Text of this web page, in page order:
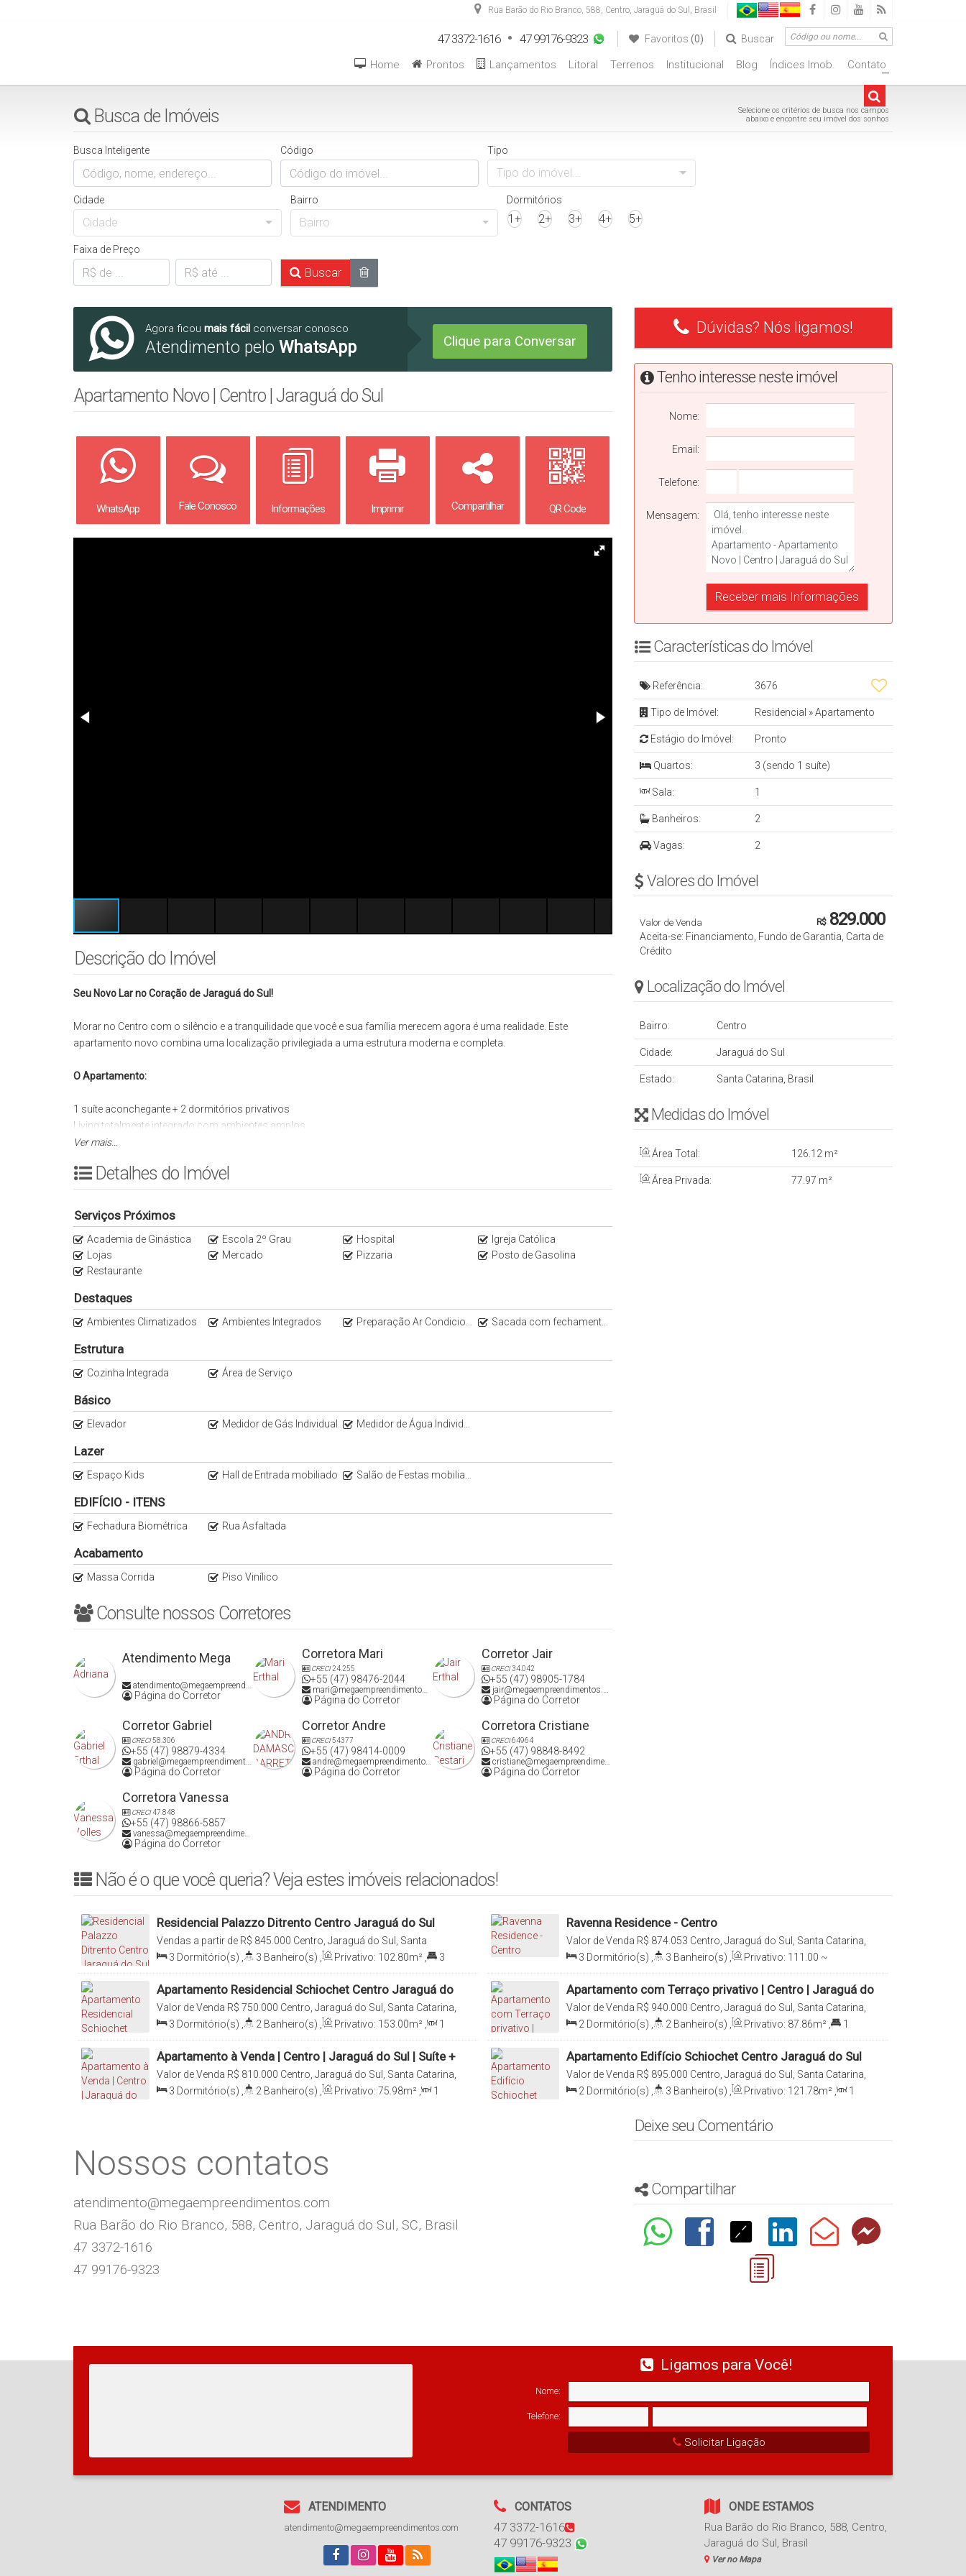
Rua Barão do Rio Branco, 588, Centro, Jaraguá do Sul , Brasil
Buscar
Favoritos (0)
47 3372-1616 47 99176-9323
+
Contato
Índices Imob.
Blog
Institucional
Terrenos
Litoral
Lançamentos
Prontos
Home
Busca de Imóveis
Selecione os critérios de busca nos campos
abaixo e encontre seu imóvel dos sonhos
Busca Inteligente Código Tipo
Tipo do imóvel...
Cidade
Cidade
Bairro
Bairro
Dormitórios
1+ 2+ 3+ 4+ 5+
Faixa de Preço
Buscar
Agora ficou mais fácil conversar conosco
Atendimento pelo WhatsApp Clique para Conversar
Apartamento Novo | Centro | Jaraguá do Sul
WhatsApp Fale Conosco Informações Imprimir Compartilhar QR Code
Descrição do Imóvel
Seu Novo Lar no Coração de Jaraguá do Sul!
Morar no Centro com o silêncio e a tranquilidade que você e sua família merecem agora é uma realidade. Este
apartamento novo combina uma localização privilegiada a uma estrutura moderna e completa.
O Apartamento:
1 suíte aconchegante + 2 dormitórios privativos
Living totalmente integrado com ambientes amplos
100% piso Vinílico
2 vagas de garagem amplas e de fácil manobra.
Box depósito privativo para guardar seus pertences
Fechadura biométrica
O Empreendimento:
Prédio moderno equipado com elevador
Hall social elegantemente mobiliado e decorado
Brinquedoteca equipada para a alegria das crianças.
Localizado em uma rua calma e residencial, mas a poucos passos de toda a conveniência, comércio e serviços do
Ver mais...
Detalhes do Imóvel
Serviços Próximos
Academia de Ginástica Escola 2º Grau Hospital
Igreja Católica
Lojas
Mercado Pizzaria
Posto de Gasolina
Restaurante
Destaques
Ambientes Climatizados Ambientes Integrados Preparação Ar Condicionado Split Sacada com fechamento em Vidro
Estrutura
Cozinha Integrada Área de Serviço
Básico
Elevador Medidor de Gás Individual Medidor de Água Individual
Lazer
Espaço Kids Hall de Entrada mobiliado Salão de Festas mobiliado
EDIFÍCIO - ITENS
Fechadura Biométrica Rua Asfaltada
Acabamento
Massa Corrida Piso Vinílico
Consulte nossos Corretores
Atendimento Mega
atendimento@megaempreendimentos.com
Página do Corretor
Corretora Mari
CRECI24.255
+55 (47) 98476-2044
mari@megaempreendimentos.com
Página do Corretor
Corretor Jair
CRECI34.042
+55 (47) 98905-1784
jair@megaempreendimentos.com
Página do Corretor
Corretor Gabriel
CRECI58.306
+55 (47) 98879-4334
gabriel@megaempreendimentos.com
Página do Corretor
Corretor Andre
CRECI54377
+55 (47) 98414-0009
andre@megaempreendimentos.com
Página do Corretor
Corretora Cristiane
CRECI64964
+55 (47) 98848-8492
cristiane@megaempreendimentos.com
Página do Corretor
Corretora Vanessa
CRECI47.848
+55 (47) 98866-5857
vanessa@megaempreendimentos.com
Página do Corretor
Dúvidas? Nós ligamos!
Tenho interesse neste imóvel
Nome:
Email:
Telefone:
Mensagem:
Características do Imóvel
Referência: 3676
Tipo de Imóvel: Residencial »Apartamento
Estágio do Imóvel: Pronto
Quartos: 3 (sendo 1 suíte)
Sala: 1
Banheiros: 2
Vagas: 2
Valores do Imóvel
R$829.000
Valor de Venda
Aceita-se: Financiamento, Fundo de Garantia, Carta de
Crédito
Localização do Imóvel
Bairro: Centro
Cidade: Jaraguá do Sul
Estado: Santa Catarina, Brasil
Medidas do Imóvel
Área Total: 126 .12 m²
Área Privada: 77 .97 m²
Não é o que você queria? Veja estes imóveis relacionados!
Residencial Palazzo Ditrento Centro Jaraguá do Sul
R$ 845.000
Vendas a partir de
Centro, Jaraguá do Sul, Santa
Catarina, Brasil
3 Dormitório(s) 3 Banheiro(s) Privativo: 102 .80m²
3
Ravenna Residence - Centro
R$ 874.053
Valor de Venda
Centro, Jaraguá do Sul, Santa Catarina,
Brasil
3 Dormitório(s) 3 Banheiro(s) Privativo: 111 .00 ~
Vaga(s)
Apartamento Residencial Schiochet Centro Jaraguá do
Sul
R$ 750.000
Valor de Venda
Centro, Jaraguá do Sul, Santa Catarina,
Brasil
3 Dormitório(s) 2 Banheiro(s) Privativo: 153 .00m²
1
Apartamento com Terraço privativo | Centro | Jaraguá do
Sul
R$ 940.000
Valor de Venda
Centro, Jaraguá do Sul, Santa Catarina,
Brasil
2 Dormitório(s) 2 Banheiro(s) Privativo: 87 .86m²
1
Apartamento à Venda | Centro | Jaraguá do Sul | Suíte +
2
R$ 810.000
Valor de Venda
Centro, Jaraguá do Sul, Santa Catarina,
Brasil
3 Dormitório(s) 2 Banheiro(s) Privativo: 75 .98m²
1
Apartamento Edifício Schiochet Centro Jaraguá do Sul
R$ 895.000
Valor de Venda
Centro, Jaraguá do Sul, Santa Catarina,
Brasil
2 Dormitório(s) 3 Banheiro(s) Privativo: 121 .78m²
1
Nossos contatos
atendimento@megaempreendimentos.com
Rua Barão do Rio Branco, 588, Centro, Jaraguá do Sul, SC, Brasil
47 3372-1616
47 99176-9323
Deixe seu Comentário
Compartilhar
Ligamos para Você!
Nome:
Telefone:
Solicitar Ligação
ATENDIMENTO
atendimento@megaempreendimentos.com
CONTATOS
47 3372-1616
47 99176-9323
ONDE ESTAMOS
Rua Barão do Rio Branco 588, Centro
Jaraguá do Sul Brasil
Ver no Mapa